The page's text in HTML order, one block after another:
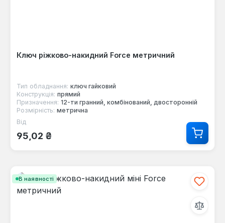
Ключ ріжково-накидний Force метричний
Тип обладнання: ключ гайковий
Конструкція: прямий
Призначення: 12-ти гранний, комбінований, двосторонній
Розмірність: метрична
Звичайна ціна:
Від
95,02 ₴
В наявності